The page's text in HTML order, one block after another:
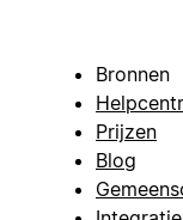
Bronnen
Prijzen
Blog